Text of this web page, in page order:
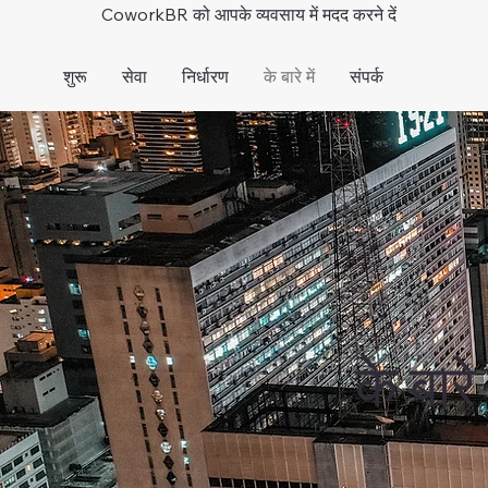
CoworkBR को आपके व्यवसाय में मदद करने दें
शुरू सेवा निर्धारण के बारे में संपर्क
के